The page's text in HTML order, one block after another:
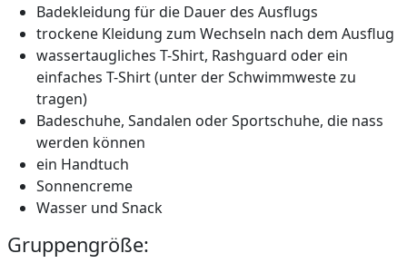
Badekleidung für die Dauer des Ausflugs
trockene Kleidung zum Wechseln nach dem Ausflug
wassertaugliches T-Shirt, Rashguard oder ein
einfaches T-Shirt (unter der Schwimmweste zu
tragen)
Badeschuhe, Sandalen oder Sportschuhe, die nass
werden können
ein Handtuch
Sonnencreme
Wasser und Snack
Gruppengröße: